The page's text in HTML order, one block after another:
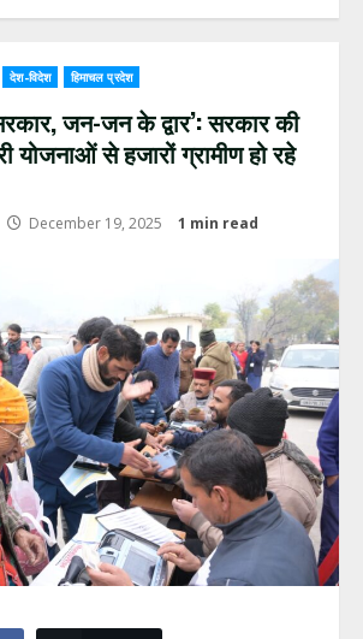
देश-विदेश हिमाचल प्रदेश
जन-जन के द्वार’: सरकार की
योजनाओं से हजारों ग्रामीण हो रहे
December 19, 2025 1 min read